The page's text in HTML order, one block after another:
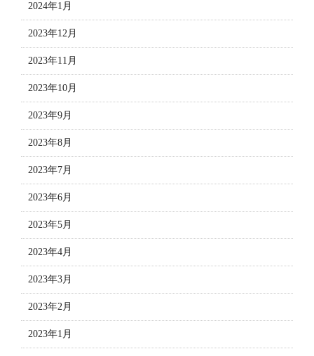
2024年1月
2023年12月
2023年11月
2023年10月
2023年9月
2023年8月
2023年7月
2023年6月
2023年5月
2023年4月
2023年3月
2023年2月
2023年1月